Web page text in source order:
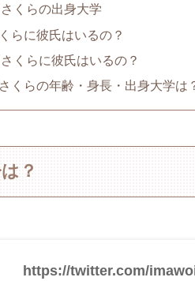
くらの出身大学
らに彼氏はいるの？
くらに彼氏はいるの？
さくらの年齢・身長・出身大学
？
https://twitter.com/